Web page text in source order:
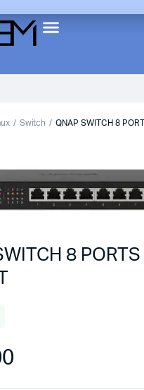
Switch QNAP SWITCH 8
8